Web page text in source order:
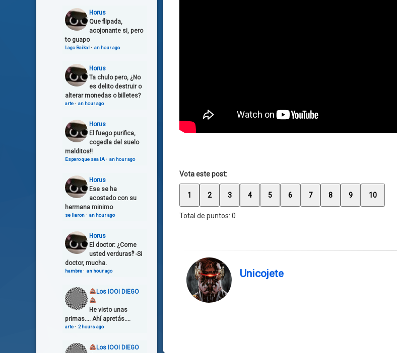
Vota este post:
1 2 3 4 5 6 7 8 9 10
Total de puntos: 0
Unicojete
Horus
Que flipada,
acojonante si, pero
to guapo
Lago Baikal· an hour ago
Horus
Ta chulo pero, ¿No
es delito destruir o
alterar monedas o billetes?
arte· an hour ago
Horus
El fuego purifica,
cogedla del suelo
malditos!!
Espero que sea IA· an hour ago
Horus
Ese se ha
acostado con su
hermana minimo
se liaron· an hour ago
Horus
El doctor: ¿Come
usted verduras‽ -Si
doctor, mucha.
hambre· an hour ago
Los IOOI DIEGO
He visto unas
primas.... Ahí apretás....
arte· 2 hours ago
Los IOOI DIEGO